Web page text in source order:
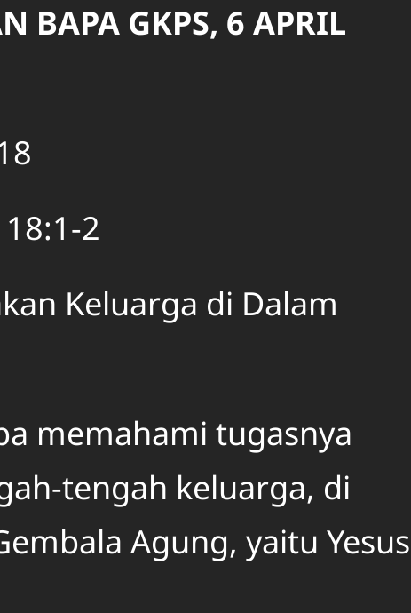
BAPA GKPS, 6 APRIL
2
Keluarga di Dalam
memahami tugasnya
tengah keluarga, di
Agung, yaitu Yesus